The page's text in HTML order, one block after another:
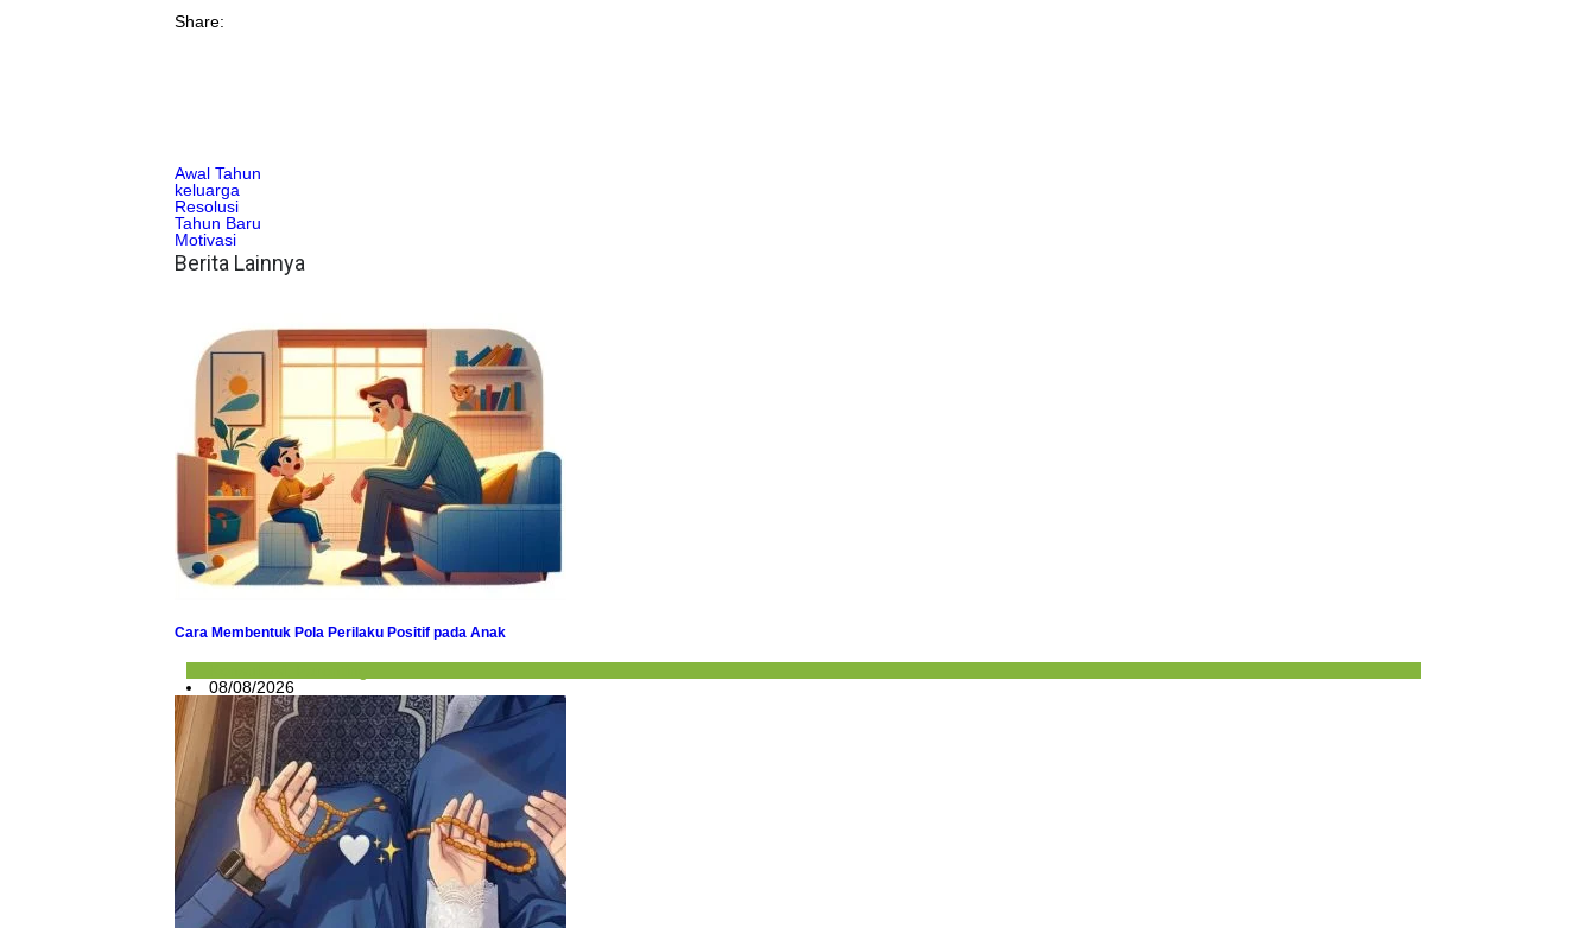
Share:
Awal Tahun
keluarga
Resolusi
Tahun Baru
Motivasi
Berita Lainnya
Cara Membentuk Pola Perilaku Positif pada Anak
08/08/2026